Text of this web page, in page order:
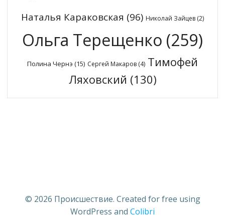
Наталья Караковская (96) Николай Зайцев (2)
Ольга Терещенко (259)
Полина Чернэ (15) Сергей Макаров (4) Тимофей
Ляховский (130)
© 2026 Происшествие. Created for free using
WordPress and Colibri